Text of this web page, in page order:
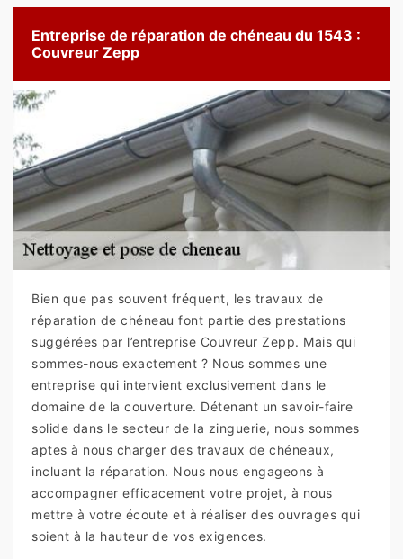
Entreprise de réparation de chéneau du 1543 :
Couvreur Zepp
Bien que pas souvent fréquent, les travaux de
réparation de chéneau font partie des prestations
suggérées par l’entreprise Couvreur Zepp. Mais qui
sommes-nous exactement ? Nous sommes une
entreprise qui intervient exclusivement dans le
domaine de la couverture. Détenant un savoir-faire
solide dans le secteur de la zinguerie, nous sommes
aptes à nous charger des travaux de chéneaux,
incluant la réparation. Nous nous engageons à
accompagner efficacement votre projet, à nous
mettre à votre écoute et à réaliser des ouvrages qui
soient à la hauteur de vos exigences.